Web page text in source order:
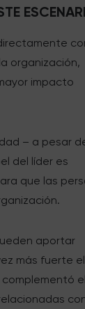
organización,
impacto
– a pesar
del líder es
que las
aportar
más fuerte el
el